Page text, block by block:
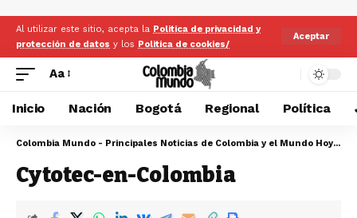
Al utilizar este sitio, acepta la Politica de privacidad y
protección de datos y los Politica de cookies/
Aceptar
Aa
Inicio Nación Bogotá Regional Política
Colombia Mundo - Principales Noticias de Colombia y el Mundo Hoy
>
Cytotec-en-Colombia